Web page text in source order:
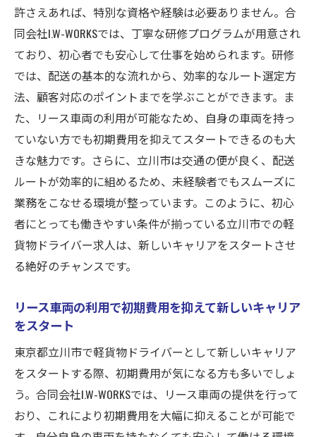
働く利点
初心者でも安心して始められる立川市の求
人情報
立川市の交通環境が初心者に優しい理由
多様な配送先が初心者の成長をサポート
リース車両の利用が初心者にとっての大き
な利点
合同会社I.W-WORKSの初心者向けサポート体
制
立川市で軽貨物ドライバーとして成功する
ためのポイント
立川市で軽貨物ドライバーを目指すなら必見の
立川市での軽貨物ドライバー求人の探し方
交通の便が良い立川市の求人が人気の理由
多様な配送先が提供する充実した仕事体験
初心者歓迎の求人が多い立川市の魅力
リース車両を利用する際の注意点とメリッ
ト
許さえあれば、特別な資格や経験は必要ありません。合
同会社I.W-WORKSでは、丁寧な研修プログラムが用意され
ており、初心者でも安心して仕事を始められます。研修
では、配送の基本的な流れから、効率的なルート選定方
法、顧客対応のポイントまでを学ぶことができます。ま
た、リース車両の利用が可能なため、自身の車両を持っ
ていない方でも初期費用を抑えてスタートできるのも大
きな魅力です。さらに、立川市は交通の便が良く、配送
ルートが効率的に組めるため、未経験者でもスムーズに
業務をこなせる環境が整っています。このように、初心
者にとっても働きやすい条件が揃っている立川市での軽
貨物ドライバー求人は、新しいキャリアをスタートさせ
る絶好のチャンスです。
リース車両の利用で初期費用を抑えて新しいキャリア
をスタート
東京都立川市で軽貨物ドライバーとして新しいキャリア
をスタートする際、初期費用が気になる方も多いでしょ
う。合同会社I.W-WORKSでは、リース車両の提供を行って
おり、これにより初期費用を大幅に抑えることが可能で